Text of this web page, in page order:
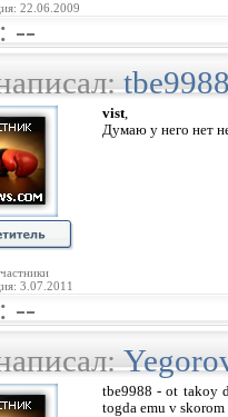
22.06.2009
--
3.07.2011
vist,
Думаю у него нет
--
tbe9988 - ot takoy
togda emu v